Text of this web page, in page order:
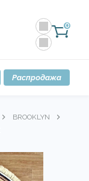
0
Распродажа
BROOKLYN